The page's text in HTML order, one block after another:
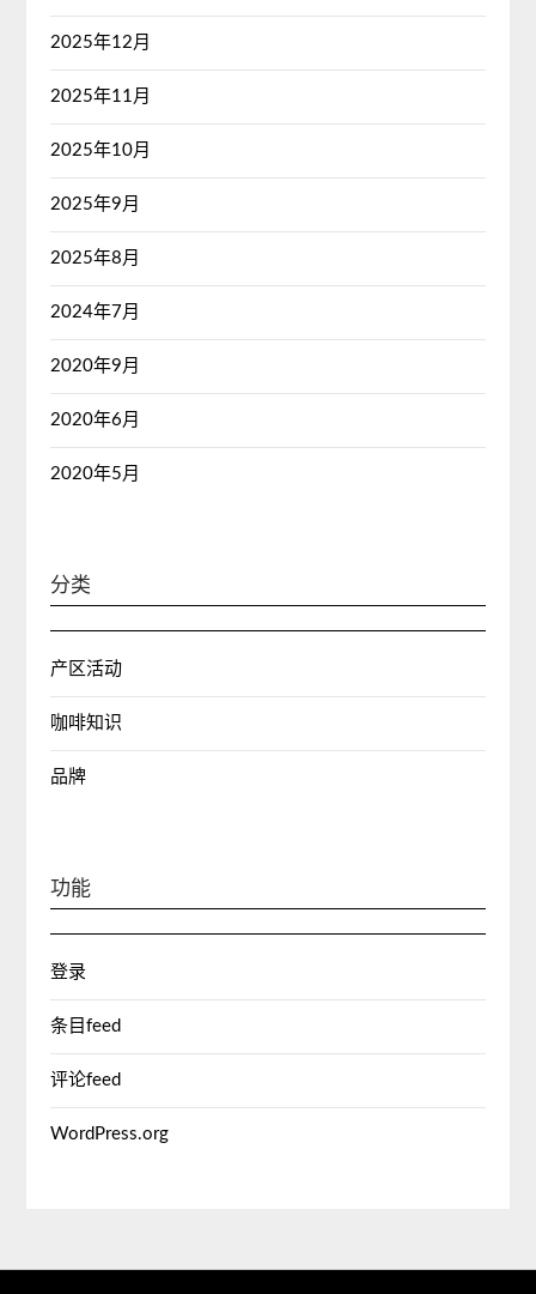
2025年12月
2025年11月
2025年10月
2025年9月
2025年8月
2024年7月
2020年9月
2020年6月
2020年5月
分类
产区活动
咖啡知识
品牌
功能
登录
条目feed
评论feed
WordPress.org